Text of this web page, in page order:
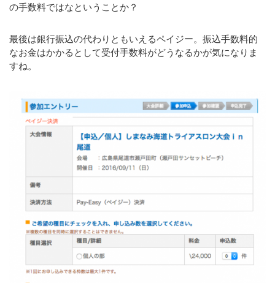
の手数料ではなということか？
最後は銀行振込の代わりともいえるペイジー。振込手数料的
なお金はかかるとして受付手数料がどうなるかが気になりま
すね。